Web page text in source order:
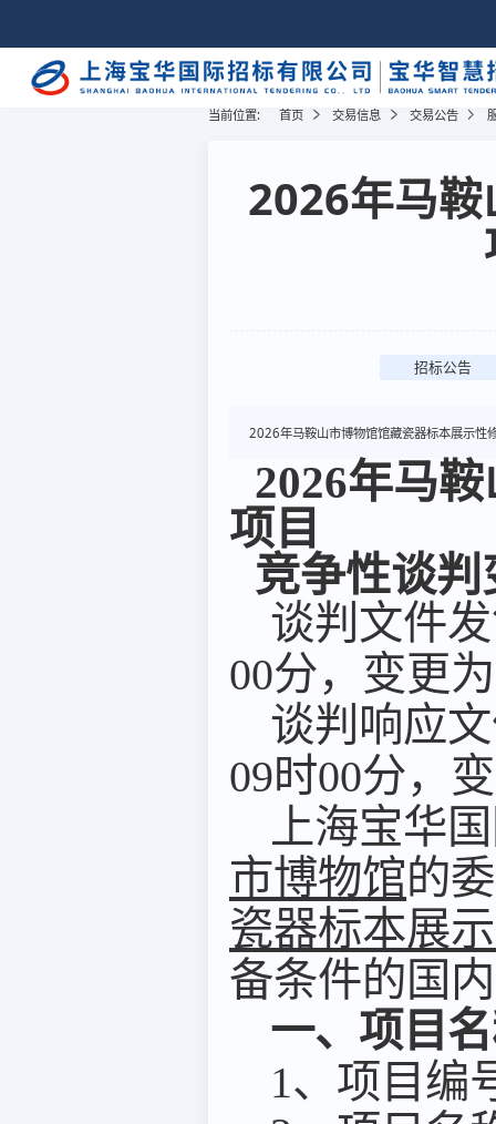
当前位置: 首页 交易信息 交易公告
2026年马
招标公告
2026年马鞍山市博物馆馆藏瓷器标本展示性
2026年马
项目
竞争性谈
谈判 文件
00分，变更
谈判响应
09时00分，
上海宝华
市博物馆的
瓷器标本展
备条件的国
一、项目
1、项目编